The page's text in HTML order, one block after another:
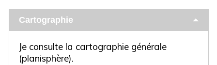
Cartographie
Je consulte la cartographie générale
(planisphère).